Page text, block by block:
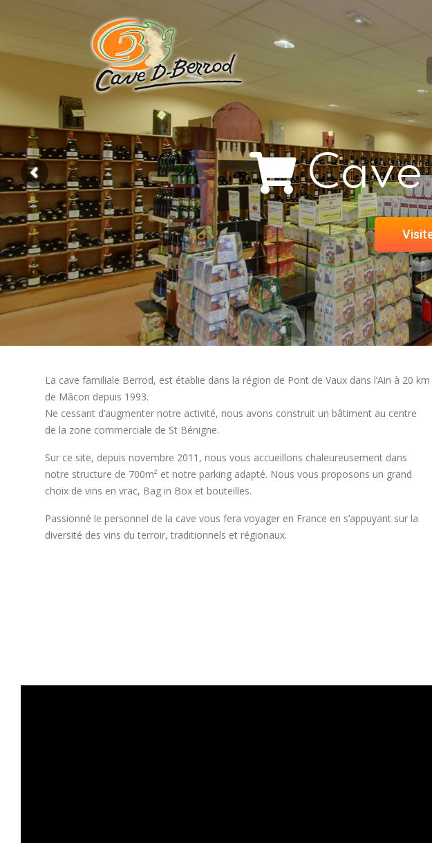
Cave
La cave familiale Berrod, est établie dans la région de Pont de Vaux dans l’Ain à 20 km
de Mâcon depuis 1993.
Ne cessant d’augmenter notre activité, nous avons construit un bâtiment au centre
de la zone commerciale de St Bénigne.
Sur ce site, depuis novembre 2011, nous vous accueillons chaleureusement dans
notre structure de 700m² et notre parking adapté. Nous vous proposons un grand
choix de vins en vrac, Bag in Box et bouteilles.
Passionné le personnel de la cave vous fera voyager en France en s’appuyant sur la
diversité des vins du terroir, traditionnels et régionaux.